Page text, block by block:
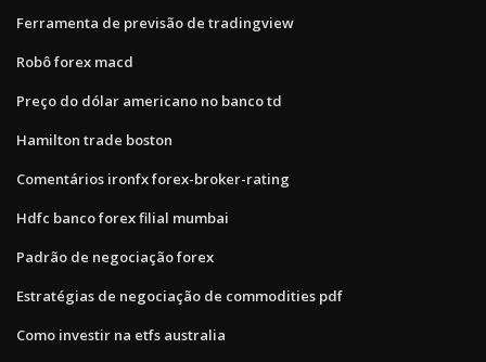
Ferramenta de previsão de tradingview
Robô forex macd
Preço do dólar americano no banco td
Hamilton trade boston
Comentários ironfx forex-broker-rating
Hdfc banco forex filial mumbai
Padrão de negociação forex
Estratégias de negociação de commodities pdf
Como investir na etfs australia